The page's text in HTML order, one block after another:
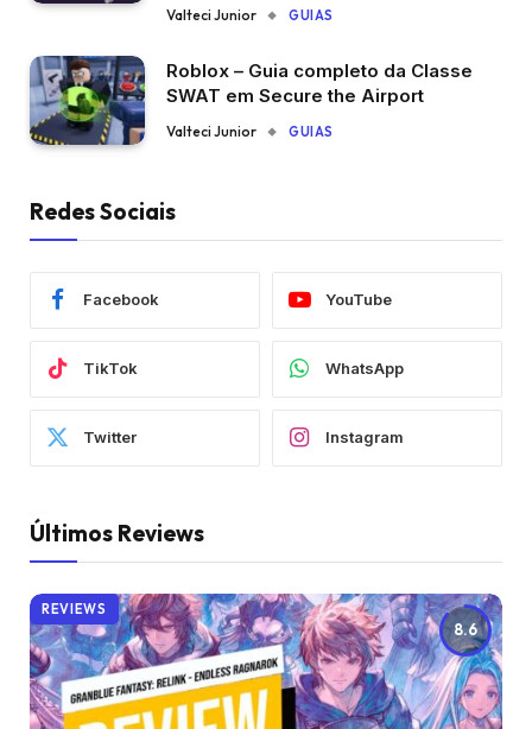
Valteci Junior GUIAS
Roblox – Guia completo da Classe
SWAT em Secure the Airport
Valteci Junior GUIAS
Redes Sociais
Facebook YouTube
TikTok WhatsApp
Twitter Instagram
Últimos Reviews
8.6
REVIEWS